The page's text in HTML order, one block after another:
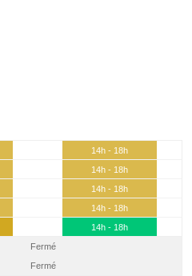
14h - 18h
14h - 18h
14h - 18h
14h - 18h
14h - 18h
Fermé
Fermé